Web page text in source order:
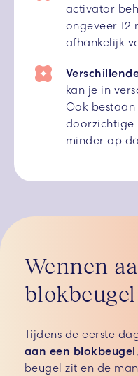
activator
ongeveer 12
afhankelijk
kan je in
Ook
doorzichtige
minder op
Wennen
blokbeugel
Tijdens de eerste
aan een blokbeugel
beugel zit en de